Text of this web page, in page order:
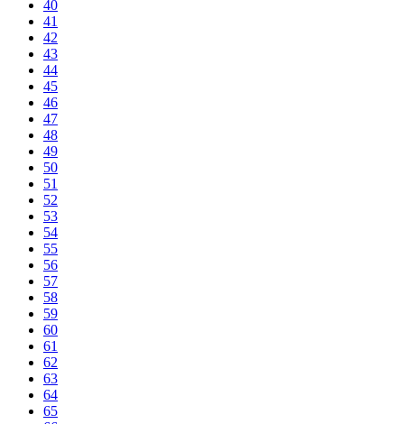
40
41
42
43
44
45
46
47
48
49
50
51
52
53
54
55
56
57
58
59
60
61
62
63
64
65